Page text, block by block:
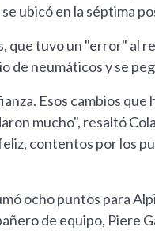
ubicó en la séptima
que tuvo un "error" al
de neumáticos y se
Esos cambios que
mucho", resaltó
contentos por los
ocho puntos para
de equipo, Piere